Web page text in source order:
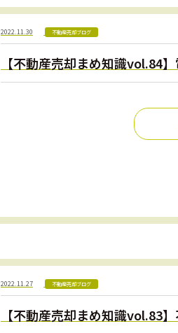
2022.11.30 不動産売却ブログ
【不動産売却まめ知識vol.84
2022.11.27 不動産売却ブログ
【不動産売却まめ知識vol.83